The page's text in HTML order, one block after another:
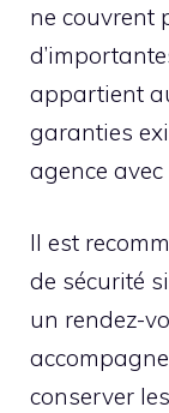
ne couvrent
appartient
garanties
agence
Il est
de sécurité
un rendez-
conserver